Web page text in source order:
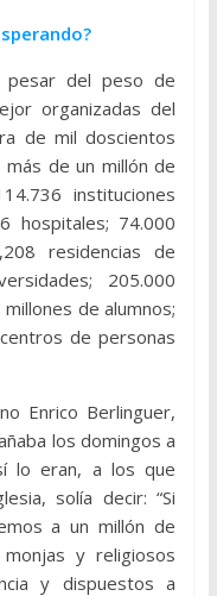
pesar del peso de
organizadas del
de mil doscientos
de un millón de
instituciones
hospitales; 74.000
residencias de
205.000
de alumnos;
de personas
Enrico Berlinguer,
los domingos a
lo eran, a los que
solía decir: “Si
a un millón de
y religiosos
y dispuestos a